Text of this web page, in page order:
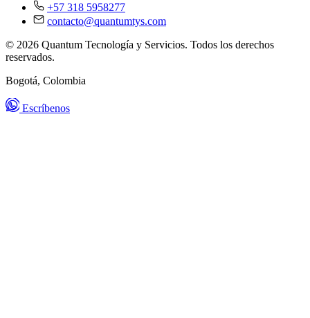
+57 318 5958277
contacto@quantumtys.com
© 2026 Quantum Tecnología y Servicios. Todos los derechos
reservados.
Bogotá, Colombia
Escríbenos